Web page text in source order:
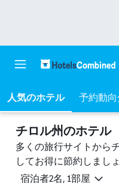
人気のホテル 予約動
チロル州のホテル
多くの旅行サイトから
してお得に節約しましょ
宿泊者2名, 1​部屋